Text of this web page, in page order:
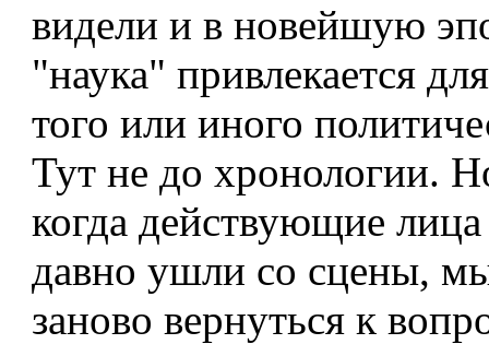
видели и в новейшую
"наука" привлекается
того или иного
Тут не до хронологии.
когда действующие
давно ушли со сцены,
заново вернуться к